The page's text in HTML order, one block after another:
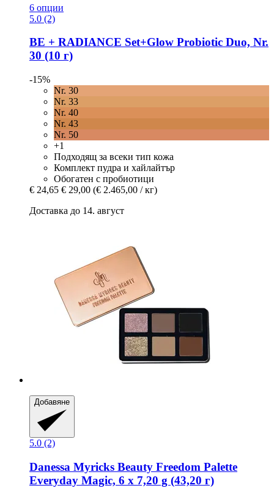
6 опции
5.0 (2)
BE + RADIANCE Set+Glow Probiotic Duo, Nr.
30 (10 г)
-15%
Nr. 30
Nr. 33
Nr. 40
Nr. 43
Nr. 50
+1
Подходящ за всеки тип кожа
Комплект пудра и хайлайтър
Обогатен с пробиотици
€ 24,65 € 29,00 (€ 2.465,00 / кг)
Доставка до 14. август
Добавяне
5.0 (2)
Danessa Myricks Beauty Freedom Palette
Everyday Magic, 6 x 7,20 g (43,20 г)